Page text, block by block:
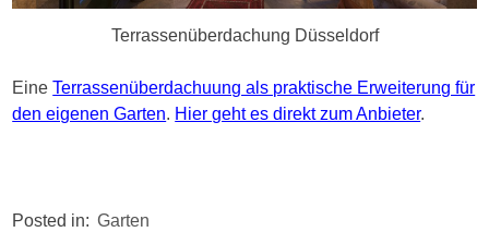
Terrassenüberdachung Düsseldorf
EineTerrassenüberdachuung als praktische Erweiterung für
den eigenen Garten. Hier geht es direkt zum Anbieter.
Posted in: Garten